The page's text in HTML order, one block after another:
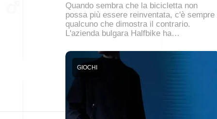
Quando sembra che la bicicletta non
possa più essere reinventata, c'è sempre
qualcuno che dimostra il contrario.
L'azienda bulgara Halfbike ha…
GIOCHI